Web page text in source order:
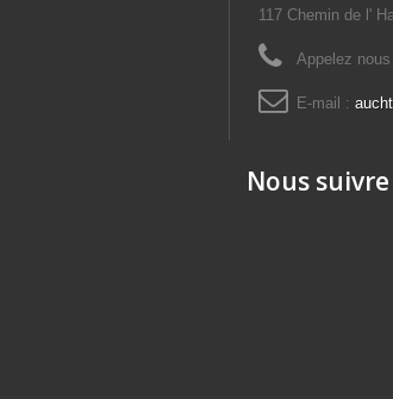
117 Chemin de l'
Appelez
E-mail :
Nous suivre